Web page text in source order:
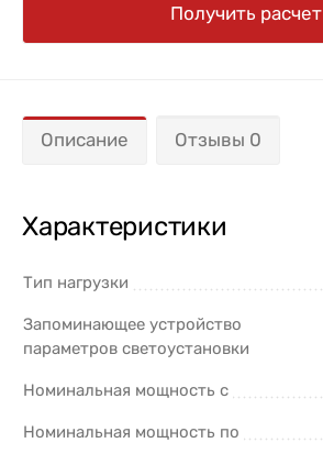
Получить расчет
Описание Отзывы 0
Характеристики
Тип нагрузки
Запоминающее устройство
параметров светоустановки
Номинальная мощность с
Номинальная мощность по